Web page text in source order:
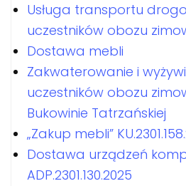
Usługa transportu
uczestników obozu
Dostawa mebli
Zakwaterowanie i
uczestników obozu
Bukowinie Tatrzańskiej
„Zakup mebli”
Dostawa urządzeń
ADP.2301.130.2025